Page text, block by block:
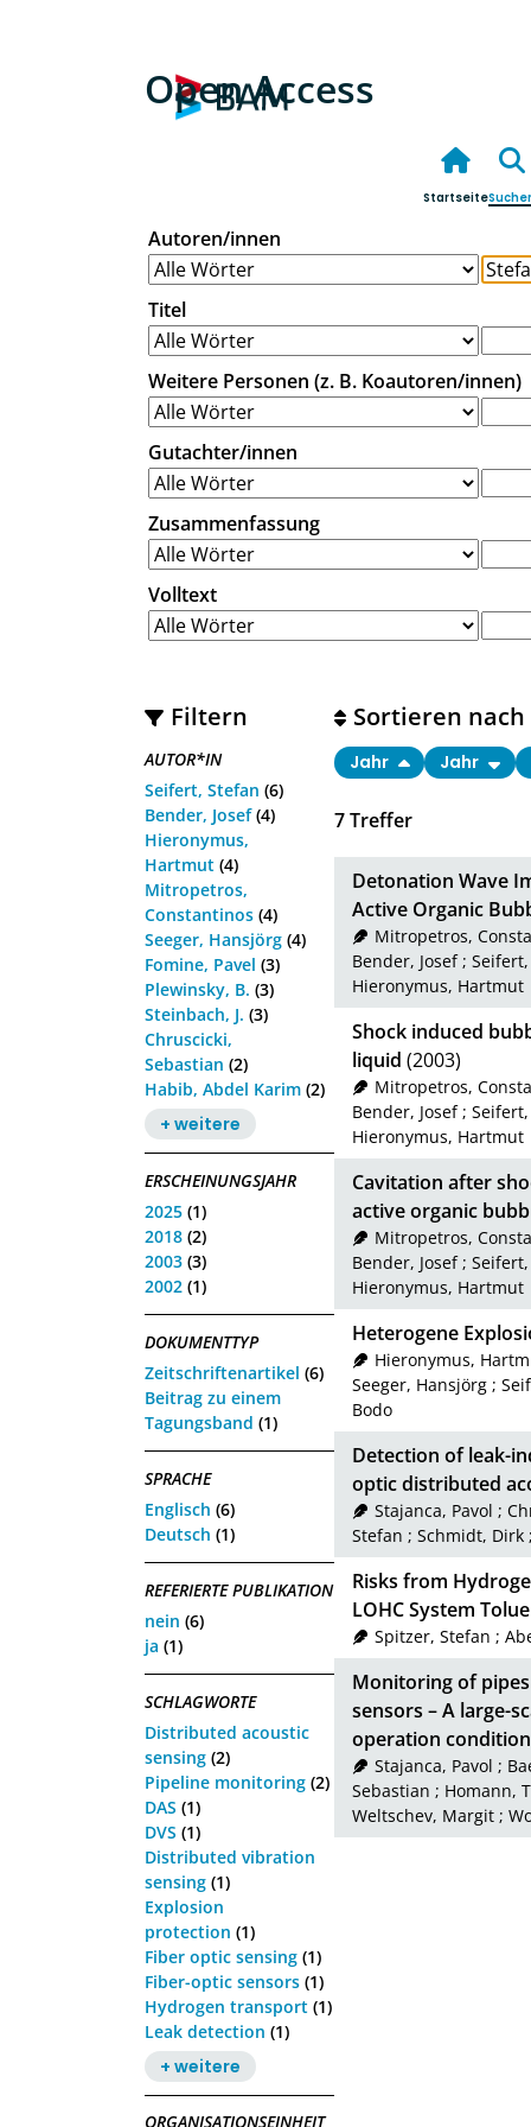
Open Access
Startseite
Autoren/innen
Titel
Weitere Personen (z. B. Koautoren/innen)
Gutachter/innen
Zusammenfassung
Volltext
Filtern
AUTOR*IN
Seifert, Stefan (6)
Bender, Josef(4)
Hieronymus,
Hartmut (4)
Mitropetros,
Constantinos (4)
Seeger, Hansjörg (4)
Fomine, Pavel (3)
Plewinsky, B. (3)
Steinbach, J. (3)
Chruscicki,
Sebastian (2)
Habib, Abdel Karim (2)
+ weitere
ERSCHEINUNGSJAHR
2025 (1)
2018 (2)
2003 (3)
2002 (1)
DOKUMENTTYP
Zeitschriftenartikel (6)
Beitrag zu einem
Tagungsband (1)
SPRACHE
Englisch (6)
Deutsch (1)
REFERIERTE PUBLIKATION
nein (6)
ja (1)
SCHLAGWORTE
Distributed acoustic
sensing (2)
Pipeline monitoring (2)
DAS (1)
DVS (1)
Distributed vibration
sensing (1)
Explosion
protection (1)
Fiber optic sensing (1)
Fiber-optic sensors (1)
Hydrogen transport (1)
Leak detection (1)
+ weitere
ORGANISATIONSEINHEIT
7Treffer
Sortieren nach
Jahr Jahr
Detonation Wave
Active Organic
Mitropetros,
Bender, Josef;
Hieronymus, Hartmut
Shock induced
liquid (2003)
Mitropetros,
Bender, Josef;
Hieronymus, Hartmut
Cavitation after
active organic
Mitropetros,
Bender, Josef;
Hieronymus, Hartmut
Heterogene
Hieronymus,
Seeger, Hansjörg ;
Bodo
Detection of leak-
optic distributed
Stajanca, Pavol ;
Stefan ; Schmidt, Dirk
Risks from
LOHC System
Spitzer, Stefan ;
Monitoring of
sensors – A large-
operation condition
Stajanca, Pavol ;
Sebastian ; Homann,
Weltschev, Margit ;